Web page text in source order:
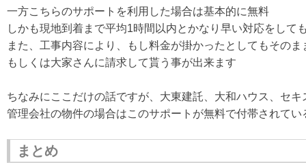
一方こちらのサポートを利用した場合は基本的に無料
しかも現地到着まで平均1時間以内とかなり早い対応をして
また、工事内容により、もし料金が掛かったとしてもその
もしくは大家さんに請求して貰う事が出来ます
ちなみにここだけの話ですが、大東建託、大和ハウス、セ
管理会社の物件の場合はこのサポートが無料で付帯されてい
まとめ